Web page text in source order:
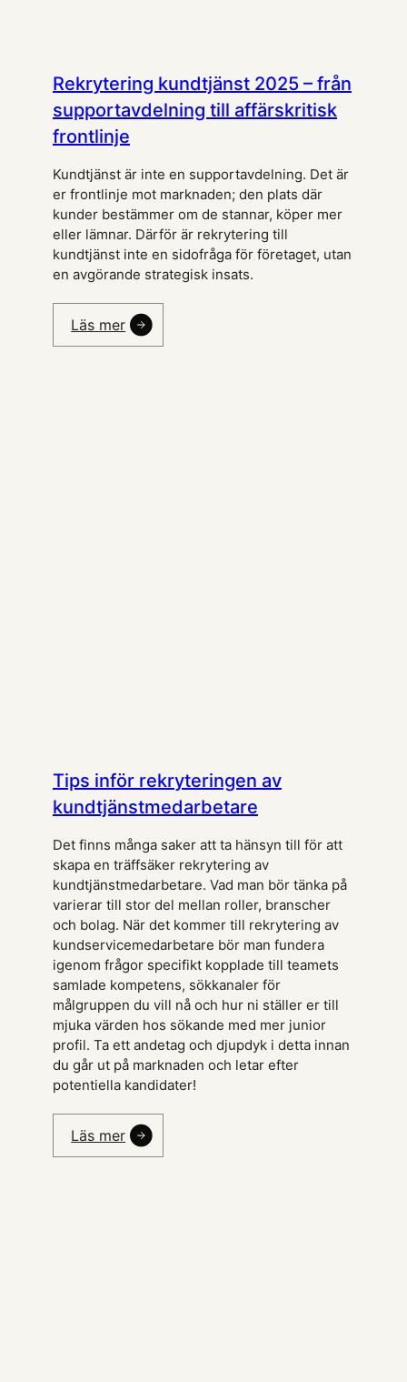
Rekrytering kundtjänst 2025 – från
supportavdelning till affärskritisk
frontlinje
Kundtjänst är inte en supportavdelning. Det är
er frontlinje mot marknaden; den plats där
kunder bestämmer om de stannar, köper mer
eller lämnar. Därför är rekrytering till
kundtjänst inte en sidofråga för företaget, utan
en avgörande strategisk insats.
Läs mer
Tips inför rekryteringen av
kundtjänstmedarbetare
Det finns många saker att ta hänsyn till för att
skapa en träffsäker rekrytering av
kundtjänstmedarbetare. Vad man bör tänka på
varierar till stor del mellan roller, branscher
och bolag. När det kommer till rekrytering av
kundservicemedarbetare bör man fundera
igenom frågor specifikt kopplade till teamets
samlade kompetens, sökkanaler för
målgruppen du vill nå och hur ni ställer er till
mjuka värden hos sökande med mer junior
profil. Ta ett andetag och djupdyk i detta innan
du går ut på marknaden och letar efter
potentiella kandidater!
Läs mer